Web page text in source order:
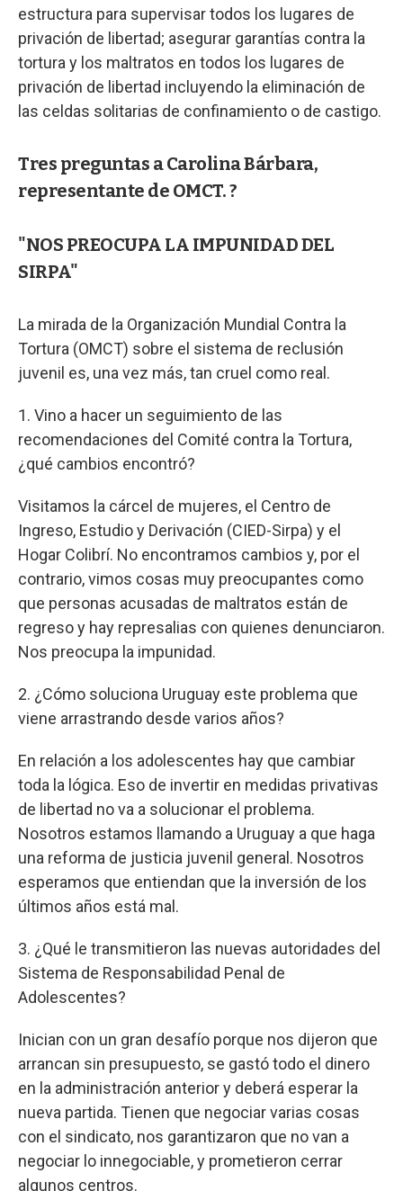
estructura para supervisar todos los lugares de
privación de libertad; asegurar garantías contra la
tortura y los maltratos en todos los lugares de
privación de libertad incluyendo la eliminación de
las celdas solitarias de confinamiento o de castigo.
Tres preguntas a Carolina Bárbara,
representante de OMCT. ?
"NOS PREOCUPA LA IMPUNIDAD DEL
SIRPA"
La mirada de la Organización Mundial Contra la
Tortura (OMCT) sobre el sistema de reclusión
juvenil es, una vez más, tan cruel como real.
1. Vino a hacer un seguimiento de las
recomendaciones del Comité contra la Tortura,
¿qué cambios encontró?
Visitamos la cárcel de mujeres, el Centro de
Ingreso, Estudio y Derivación (CIED-Sirpa) y el
Hogar Colibrí. No encontramos cambios y, por el
contrario, vimos cosas muy preocupantes como
que personas acusadas de maltratos están de
regreso y hay represalias con quienes denunciaron.
Nos preocupa la impunidad.
2. ¿Cómo soluciona Uruguay este problema que
viene arrastrando desde varios años?
En relación a los adolescentes hay que cambiar
toda la lógica. Eso de invertir en medidas privativas
de libertad no va a solucionar el problema.
Nosotros estamos llamando a Uruguay a que haga
una reforma de justicia juvenil general. Nosotros
esperamos que entiendan que la inversión de los
últimos años está mal.
3. ¿Qué le transmitieron las nuevas autoridades del
Sistema de Responsabilidad Penal de
Adolescentes?
Inician con un gran desafío porque nos dijeron que
arrancan sin presupuesto, se gastó todo el dinero
en la administración anterior y deberá esperar la
nueva partida. Tienen que negociar varias cosas
con el sindicato, nos garantizaron que no van a
negociar lo innegociable, y prometieron cerrar
algunos centros.